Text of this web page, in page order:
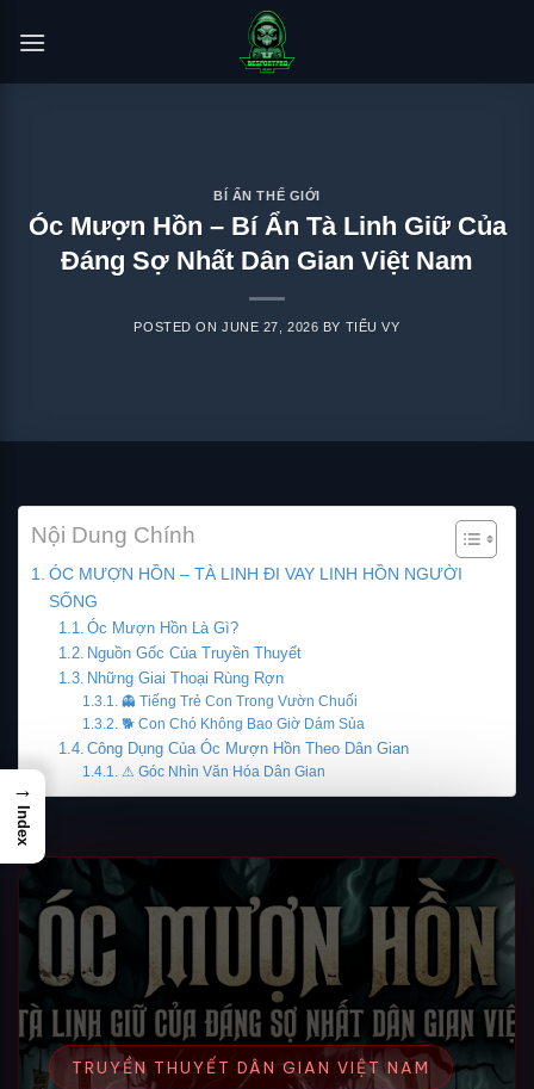
BÍ ẨN THẾ GIỚI
Óc Mượn Hồn – Bí Ẩn Tà Linh Giữ Của
Đáng Sợ Nhất Dân Gian Việt Nam
POSTED ONJUNE 27, 2026 BY TIỂU VY
Nội Dung Chính
ÓC MƯỢN HỒN – TÀ LINH ĐI VAY LINH HỒN NGƯỜI
SỐNG
Óc Mượn Hồn Là Gì?
Nguồn Gốc Của Truyền Thuyết
Những Giai Thoại Rùng Rợn
👻 Tiếng Trẻ Con Trong Vườn Chuối
🐕 Con Chó Không Bao Giờ Dám Sủa
Công Dụng Của Óc Mượn Hồn Theo Dân Gian
⚠ Góc Nhìn Văn Hóa Dân Gian
TRUYỀN THUYẾT DÂN GIAN VIỆT NAM
→
Index